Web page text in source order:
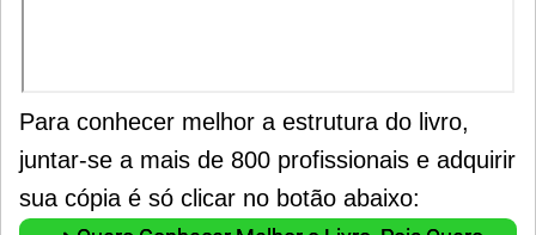
Para conhecer melhor a estrutura do livro,
juntar-se a mais de 800 profissionais e adquirir
sua cópia é só clicar no botão abaixo: